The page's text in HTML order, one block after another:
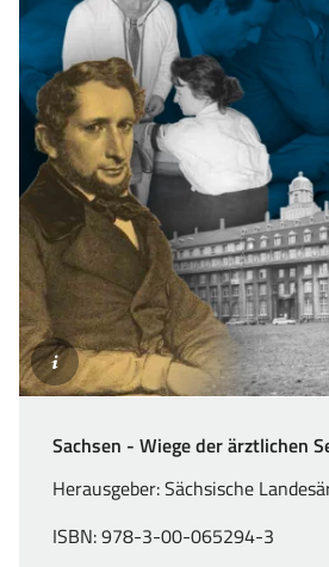
©SLAEK
Sachsen - Wiege der ärztlichen
Herausgeber: Sächsische
ISBN: 978-3-00-065294-3